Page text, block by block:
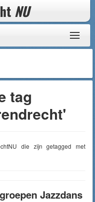
NU
tag
die zijn getagged met
Jazzdans